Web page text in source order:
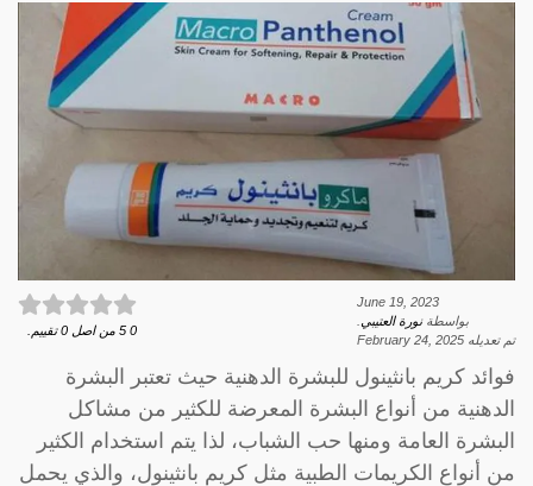
June 19, 2023
بواسطةنورة العتيبي
تم تعديله February 24, 2025
0
5 من اصل 0 تقييم.
فوائد كريم بانثينول للبشرة الدهنية حيث تعتبر البشرة
الدهنية من أنواع البشرة المعرضة للكثير من مشاكل
البشرة العامة ومنها حب الشباب، لذا يتم استخدام الكثير
من أنواع الكريمات الطبية مثل كريم بانثينول، والذي يحمل